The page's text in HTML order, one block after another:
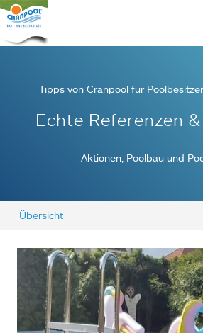
Tipps von Cranpool für
Echte Referenzen
Aktionen, Poolbau und
Übersicht